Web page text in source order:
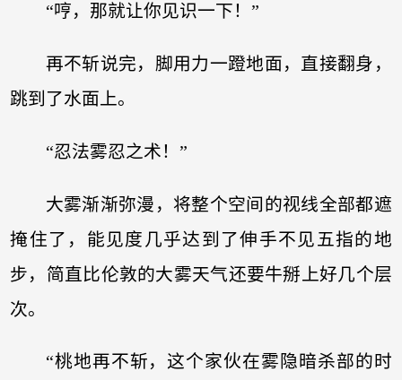
“哼，那就让你见识一下！”
再不斩说完，脚用力一蹬地面，直接翻身，
跳到了水面上。
“忍法雾忍之术！”
大雾渐渐弥漫，将整个空间的视线全部都遮
掩住了，能见度几乎达到了伸手不见五指的地
步，简直比伦敦的大雾天气还要牛掰上好几个层
次。
“桃地再不斩，这个家伙在雾隐暗杀部的时